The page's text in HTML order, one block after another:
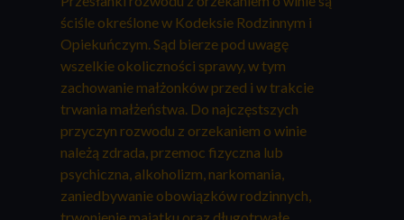
ściśle określone w Kodeksie Rodzinnym i
Opiekuńczym. Sąd bierze pod uwagę
wszelkie okoliczności sprawy, w tym
zachowanie małżonków przed i w trakcie
trwania małżeństwa. Do najczęstszych
przyczyn rozwodu z orzekaniem o winie
należą zdrada, przemoc fizyczna lub
psychiczna, alkoholizm, narkomania,
zaniedbywanie obowiązków rodzinnych,